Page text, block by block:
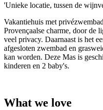
'Unieke locatie, tussen de
Vakantiehuis met
Provençaalse charme, door de
veel privacy. Daarnaast is het
afgesloten zwembad en
kan worden. Deze Mas is
kinderen en 2 baby's.
What we love